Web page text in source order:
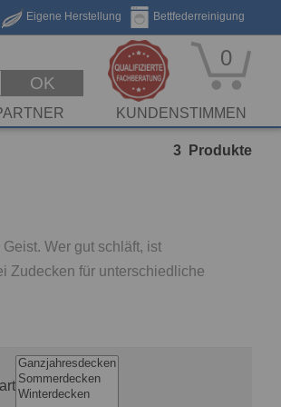
Bettfederreinigung
Eigene Herstellung
OK
0
KUNDENSTIMMEN
3 Produkte
Wer gut schläft, ist
Zudecken für unterschiedliche